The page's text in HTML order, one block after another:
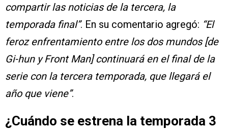
compartir las noticias de la tercera, la
temporada final”. En su comentario agregó: “El
feroz enfrentamiento entre los dos mundos [de
Gi-hun y Front Man] continuará en el final de la
serie con la tercera temporada, que llegará el
año que viene”.
¿Cuándo se estrena la temporada 3